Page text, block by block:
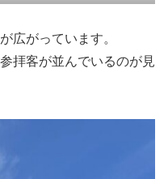
広がっています。
拝客が並んでいるのが見